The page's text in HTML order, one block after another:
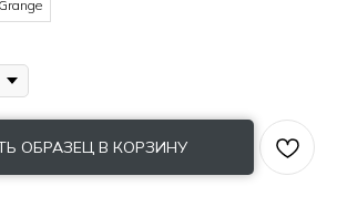
Grange
ОБРАЗЕЦ В КОРЗИНУ